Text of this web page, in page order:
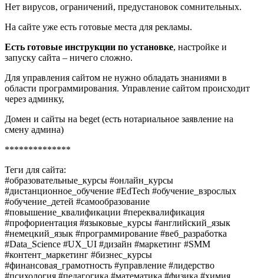
Нет вирусов, ограничений, предустановок сомнительных.
На сайте уже есть готовые места для рекламы.
Есть готовые инструкции по установке, настройке и
запуску сайта – ничего сложно.
Для управления сайтом не нужно обладать знаниями в
области программирования. Управление сайтом происходит
через админку,
Домен и сайты на beget (есть нотариальное заявление на
смену админа)
**************
Теги для сайта:
#образовательные_курсы #онлайн_курсы
#дистанционное_обучение #EdTech #обучение_взрослых
#обучение_детей #самообразование
#повышение_квалификации #переквалификация
#профориентация #языковые_курсы #английский_язык
#немецкий_язык #программирование #веб_разработка
#Data_Science #UX_UI #дизайн #маркетинг #SMM
#контент_маркетинг #бизнес_курсы
#финансовая_грамотность #управление #лидерство
#психология #педагогика #математика #физика #химия